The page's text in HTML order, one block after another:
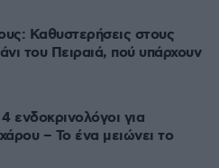
Καθυστερήσεις στους
του Πειραιά, πού υπάρχουν
ενδοκρινολόγοι για
– Το ένα μειώνει το